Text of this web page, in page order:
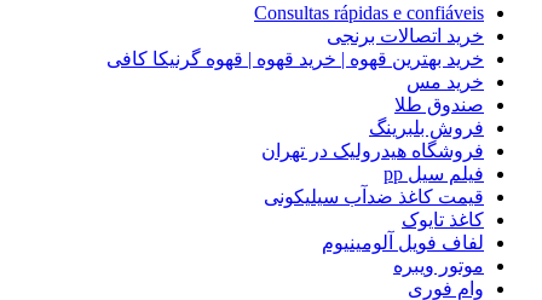
Consultas rápidas e confiáveis
خرید اتصالات برنجی
خرید بهترین قهوه | خرید قهوه | قهوه گرنیکا کافی
خرید مس
صندوق طلا
فروش بلبرینگ
فروشگاه هیدرولیک در تهران
فیلم سیل pp
قیمت کاغذ ضدآب سیلیکونی
کاغذ تایوک
لفاف فویل آلومینیوم
موتور ویبره
وام فوری